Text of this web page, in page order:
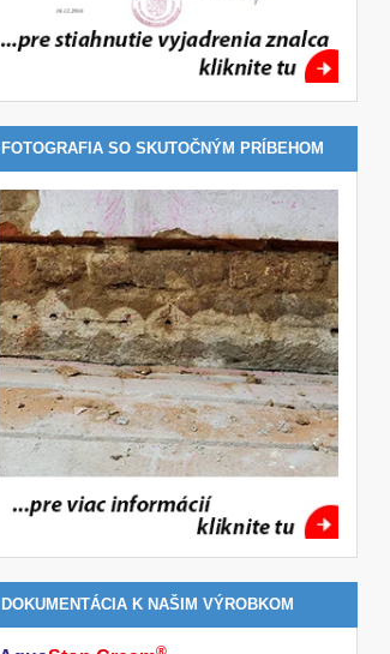
FOTOGRAFIA SO SKUTOČNÝM PRÍBEHOM
DOKUMENTÁCIA K NAŠIM VÝROBKOM